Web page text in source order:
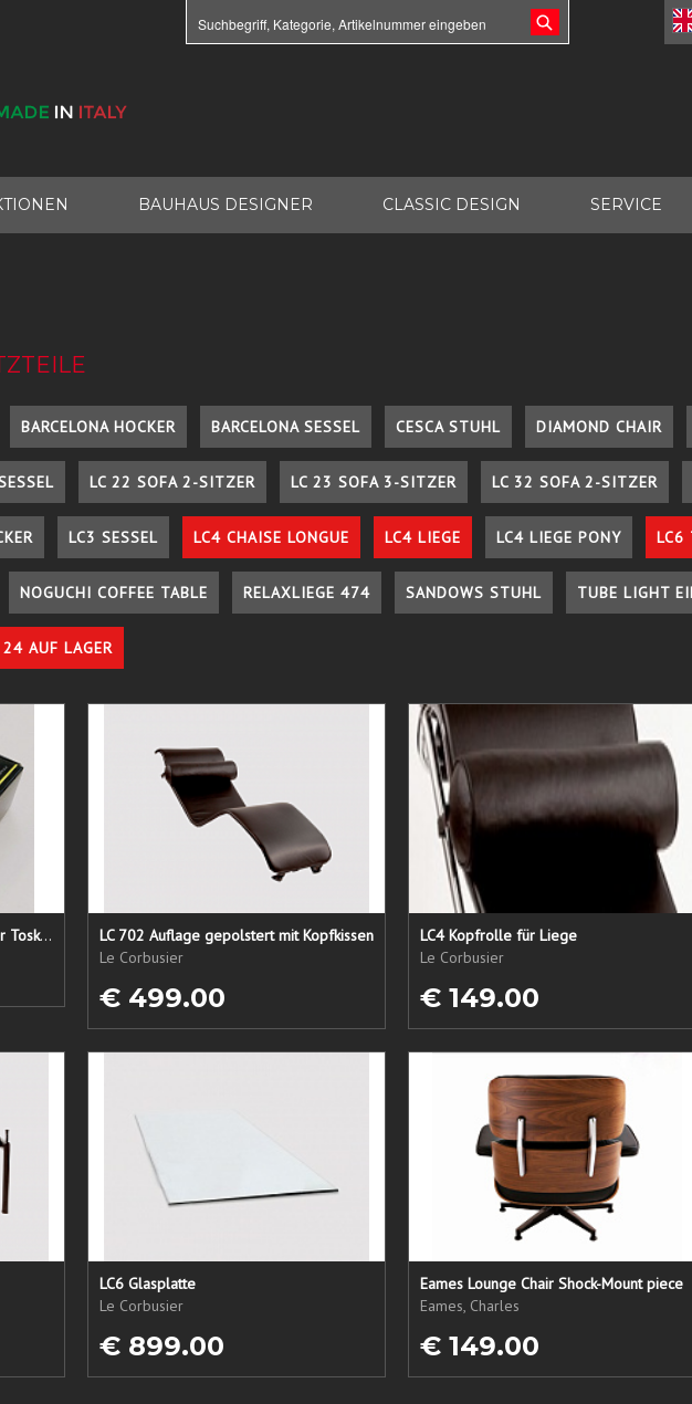
BAUHAUS DESIGNER CLASSIC DESIGN SERVICE
BARCELONA HOCKER BARCELONA SESSEL CESCA STUHL DIAMOND CHAIR
LC 22 SOFA 2-SITZER LC 23 SOFA 3-SITZER LC 32 SOFA 2-SITZER
LC3 SESSEL LC4 CHAISE LONGUE LC4 LIEGE LC4 LIEGE PONY LC6
NOGUCHI COFFEE TABLE RELAXLIEGE 474 SANDOWS STUHL TUBE LIGHT
AUF LAGER
Lederpflege-Set ein Gruß aus der Toskana...
LC 702 Auflage gepolstert mit Kopfkissen
Le Corbusier
€ 499.00
LC4 Kopfrolle für Liege
Le Corbusier
€ 149.00
LC6 Glasplatte
Le Corbusier
€ 899.00
Eames Lounge Chair Shock-Mount piece
Eames, Charles
€ 149.00